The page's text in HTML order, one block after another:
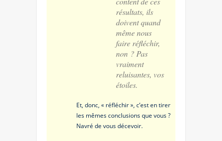
résultats, ils
doivent quand
même nous
faire réfléchir,
non ? Pas
vraiment
reluisantes, vos
étoiles.
Et, donc, « réfléchir », c’est en tirer
les mêmes conclusions que vous ?
Navré de vous décevoir.